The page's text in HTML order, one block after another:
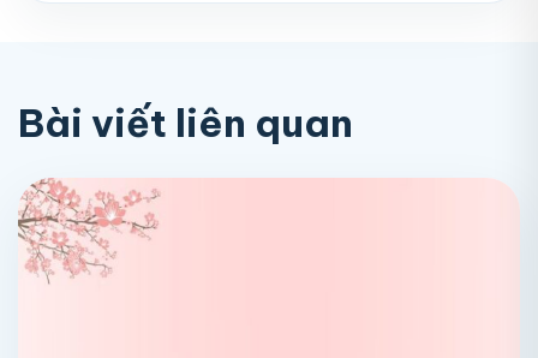
Bài viết liên quan